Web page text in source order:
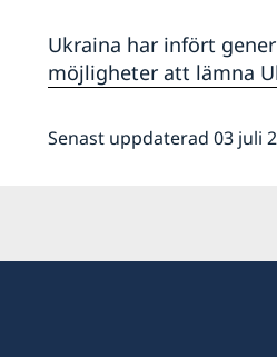
Ukraina har infört
möjligheter att lämna
Senast uppdaterad 03 juli